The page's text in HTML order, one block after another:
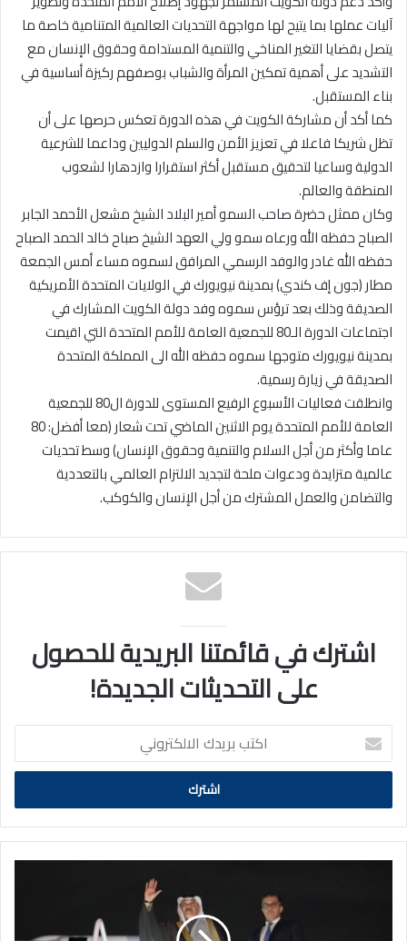
آليات عملها بما يتيح لها مواجهة التحديات العالمية المتنامية خاصة ما
يتصل بقضايا التغير المناخي والتنمية المستدامة وحقوق الإنسان مع
التشديد على أهمية تمكين المرأة والشباب بوصفهم ركيزة أساسية في
بناء المستقبل.
كما أكد أن مشاركة الكويت في هذه الدورة تعكس حرصها على أن
تظل شريكا فاعلا في تعزيز الأمن والسلم الدوليين وداعما للشرعية
الدولية وساعيا لتحقيق مستقبل أكثر استقرارا وازدهارا لشعوب
المنطقة والعالم.
وكان ممثل حضرة صاحب السمو أمير البلاد الشيخ مشعل الأحمد الجابر
الصباح حفظه الله ورعاه سمو ولي العهد الشيخ صباح خالد الحمد الصباح
حفظه الله غادر والوفد الرسمي المرافق لسموه مساء أمس الجمعة
مطار (جون إف كندي) بمدينة نيويورك في الولايات المتحدة الأمريكية
الصديقة وذلك بعد ترؤس سموه وفد دولة الكويت المشارك في
اجتماعات الدورة الـ80 للجمعية العامة للأمم المتحدة التي اقيمت
بمدينة نيويورك متوجها سموه حفظه الله الى المملكة المتحدة
الصديقة في زيارة رسمية.
وانطلقت فعاليات الأسبوع الرفيع المستوى للدورة ال80 للجمعية
العامة للأمم المتحدة يوم الاثنين الماضي تحت شعار (معا أفضل: 80
عاما وأكثر من أجل السلام والتنمية وحقوق الإنسان) وسط تحديات
عالمية متزايدة ودعوات ملحة لتجديد الالتزام العالمي بالتعددية
والتضامن والعمل المشترك من أجل الإنسان والكوكب.
اشترك في قائمتنا البريدية للحصول
على التحديثات الجديدة!
اكتب
بريدك
الالكتروني